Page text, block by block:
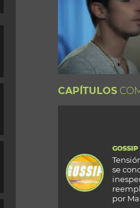
CAPÍTULOS
GOSSIP
se
por